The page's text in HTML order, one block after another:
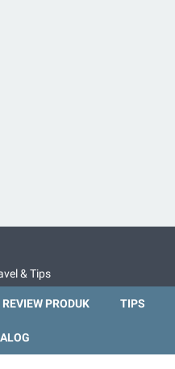
& Tips
REVIEW PRODUK TIPS